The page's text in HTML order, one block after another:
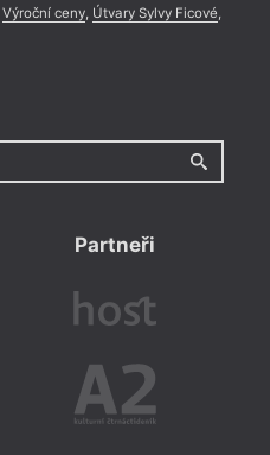
Výroční ceny, Útvary Sylvy Ficové,
Partneři